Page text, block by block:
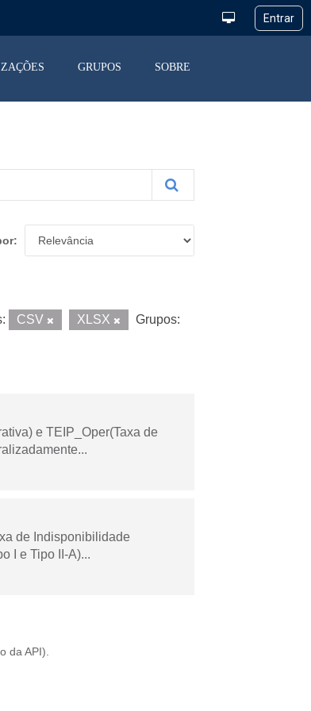
GRUPOS SOBRE
CSV XLSX
Grupos:
e TEIP_Oper(Taxa de
de Indisponibilidade
I e Tipo II-A)...
da API ).